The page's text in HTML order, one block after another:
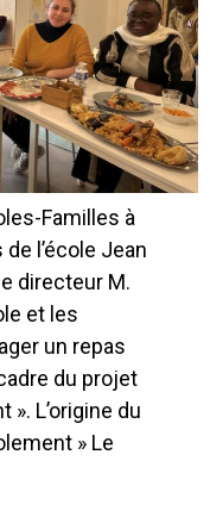
Familles à
l’école Jean
directeur M.
et les
un repas
du projet
». L’origine du
» Le